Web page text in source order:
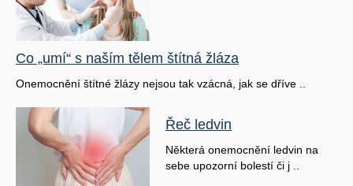
Co „umí“ s naším tělem štítná žláza
Onemocnění štítné žlázy nejsou tak vzácná, jak se dříve ..
Řeč ledvin
Některá onemocnění ledvin na
sebe upozorní bolestí či j ..